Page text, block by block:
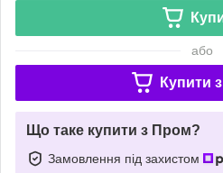
або
Купити з
Що таке купити з Пром?
Замовлення під захистом